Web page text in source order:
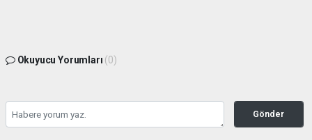
Okuyucu Yorumları (0)
Gönder